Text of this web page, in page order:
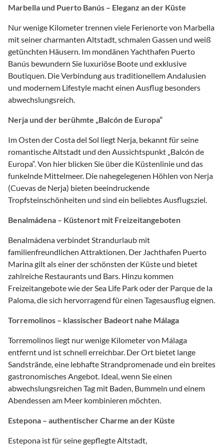
Marbella und Puerto Banús – Eleganz an der Küste
Nur wenige Kilometer trennen viele Ferienorte von Marbella
mit seiner charmanten Altstadt, schmalen Gassen und weiß
getünchten Häusern. Im mondänen Yachthafen Puerto
Banús bewundern Sie luxuriöse Boote und exklusive
Boutiquen. Die Verbindung aus traditionellem Andalusien
und modernem Lifestyle macht einen Ausflug besonders
abwechslungsreich.
Nerja und der berühmte „Balcón de Europa“
Im Osten der Costa del Sol liegt Nerja, bekannt für seine
romantische Altstadt und den Aussichtspunkt „Balcón de
Europa“. Von hier blicken Sie über die Küstenlinie und das
funkelnde Mittelmeer. Die nahegelegenen Höhlen von Nerja
(Cuevas de Nerja) bieten beeindruckende
Tropfsteinschönheiten und sind ein beliebtes Ausflugsziel.
Benalmádena – Küstenort mit Freizeitangeboten
Benalmádena verbindet Strandurlaub mit
familienfreundlichen Attraktionen. Der Jachthafen Puerto
Marina gilt als einer der schönsten der Küste und bietet
zahlreiche Restaurants und Bars. Hinzu kommen
Freizeitangebote wie der Sea Life Park oder der Parque de la
Paloma, die sich hervorragend für einen Tagesausflug eignen.
Torremolinos – klassischer Badeort nahe Málaga
Torremolinos liegt nur wenige Kilometer von Málaga
entfernt und ist schnell erreichbar. Der Ort bietet lange
Sandstrände, eine lebhafte Strandpromenade und ein breites
gastronomisches Angebot. Ideal, wenn Sie einen
abwechslungsreichen Tag mit Baden, Bummeln und einem
Abendessen am Meer kombinieren möchten.
Estepona – authentischer Charme an der Küste
Estepona ist für seine gepflegte Altstadt,